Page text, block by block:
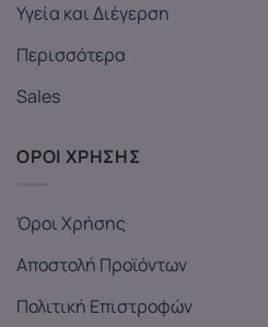
Υγεία και Διέγερση
Περισσότερα
Sales
ΟΡΟΙ ΧΡΗΣΗΣ
Όροι Χρήσης
Αποστολή Προϊόντων
Πολιτική Επιστροφών